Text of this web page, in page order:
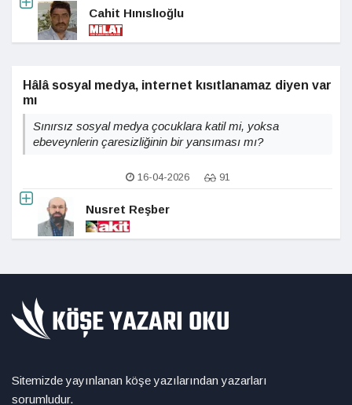
Cahit Hınıslıoğlu
Hâlâ sosyal medya, internet kısıtlanamaz diyen var
mı
Sınırsız sosyal medya çocuklara katil mi, yoksa
ebeveynlerin çaresizliğinin bir yansıması mı?
16-04-2026 91
Nusret Reşber
Sitemizde yayınlanan köşe yazılarından yazarları
sorumludur.